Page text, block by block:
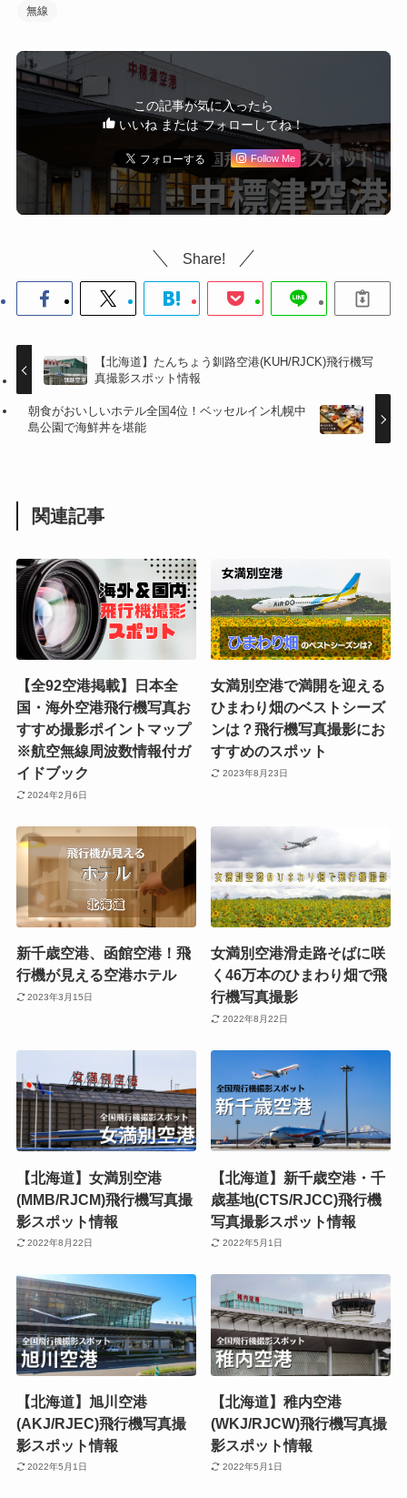
無線
この記事が気に入ったら
いいね または フォローしてね！
Follow Me
Share!
【北海道】たんちょう釧路空港(KUH/RJCK)飛行機写
真撮影スポット情報
朝食がおいしいホテル全国4位！ベッセルイン札幌中
島公園で海鮮丼を堪能
関連記事
【全92空港掲載】日本全
国・海外空港飛行機写真お
すすめ撮影ポイントマップ
※航空無線周波数情報付ガ
イドブック
2024年2月6日
女満別空港で満開を迎える
ひまわり畑のベストシーズ
ンは？飛行機写真撮影にお
すすめのスポット
2023年8月23日
新千歳空港、函館空港！飛
行機が見える空港ホテル
2023年3月15日
女満別空港滑走路そばに咲
く46万本のひまわり畑で飛
行機写真撮影
2022年8月22日
【北海道】女満別空港
(MMB/RJCM)飛行機写真撮
影スポット情報
2022年8月22日
【北海道】新千歳空港・千
歳基地(CTS/RJCC)飛行機
写真撮影スポット情報
2022年5月1日
【北海道】旭川空港
(AKJ/RJEC)飛行機写真撮
影スポット情報
2022年5月1日
【北海道】稚内空港
(WKJ/RJCW)飛行機写真撮
影スポット情報
2022年5月1日